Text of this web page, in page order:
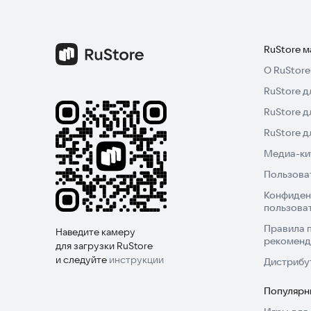
Наведите камеру
для загрузки RuStore
и следуйте инструкции
RuStore
О RuStore
RuStore
RuStore
RuStore
Медиа-
Правила